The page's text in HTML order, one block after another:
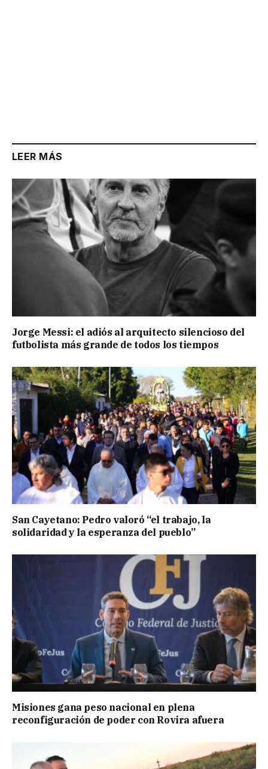
LEER MÁS
Jorge Messi: el adiós al arquitecto silencioso del
futbolista más grande de todos los tiempos
San Cayetano: Pedro valoró “el trabajo, la
solidaridad y la esperanza del pueblo”
Misiones gana peso nacional en plena
reconfiguración de poder con Rovira afuera